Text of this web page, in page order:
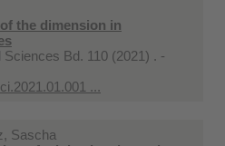
the dimension in
Bd. 110 (2021) . -
...
Sascha